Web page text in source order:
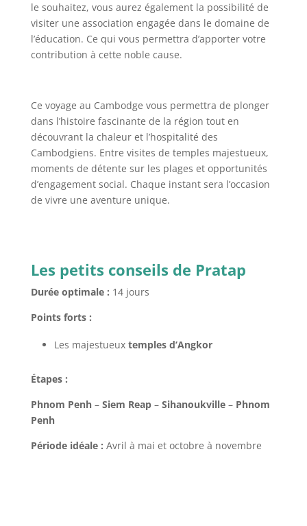
le souhaitez, vous aurez également la possibilité de
visiter une association engagée dans le domaine de
l’éducation. Ce qui vous permettra d’apporter votre
contribution à cette noble cause.
Ce voyage au Cambodge vous permettra de plonger
dans l’histoire fascinante de la région tout en
découvrant la chaleur et l’hospitalité des
Cambodgiens. Entre visites de temples majestueux,
moments de détente sur les plages et opportunités
d’engagement social. Chaque instant sera l’occasion
de vivre une aventure unique.
Les petits conseils de Pratap
Durée optimale : 14 jours
Points forts :
Les majestueux temples d’Angkor
Étapes :
Phnom Penh– Siem Reap– Sihanoukville– Phnom
Penh
Période idéale : Avril à mai et octobre à novembre